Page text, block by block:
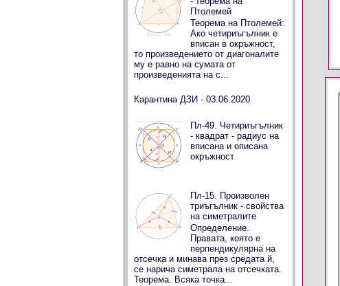
Птолемей
Теорема на Птолемей:
Ако четириъгълник е
вписан в окръжност,
то произведението от диагоналите
му е равно на сумата от
произведенията на с...
Карантина ДЗИ - 03.06.2020
Пл-49. Четириъгълник
- квадрат - радиус на
вписана и описана
окръжност
Пл-15. Произволен
триъгълник - свойства
на симетралите
Определение.
Правата, която е
перпендикулярна на
отсечка и минава през средата й,
се нарича симетрала на отсечката.
Теорема. Всяка точка...